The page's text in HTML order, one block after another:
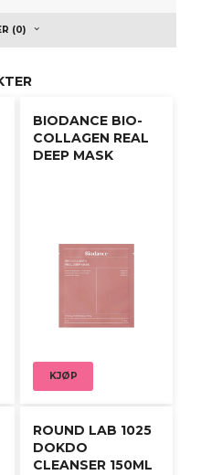
blush eller setting-
puff-applikatorer som er
verdi. Den kompakte
for sminkepungen
sminke på puffen.
inn i huden med jevne
finish.
bruk med mild såpe og
(0)
BIODANCE BIO-
COLLAGEN REAL
DEEP MASK
KJØP
ROUND LAB 1025
DOKDO
CLEANSER 150ML